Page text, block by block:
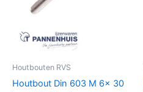
Houtbouten RVS
Houtbout Din 603 M 6x 30